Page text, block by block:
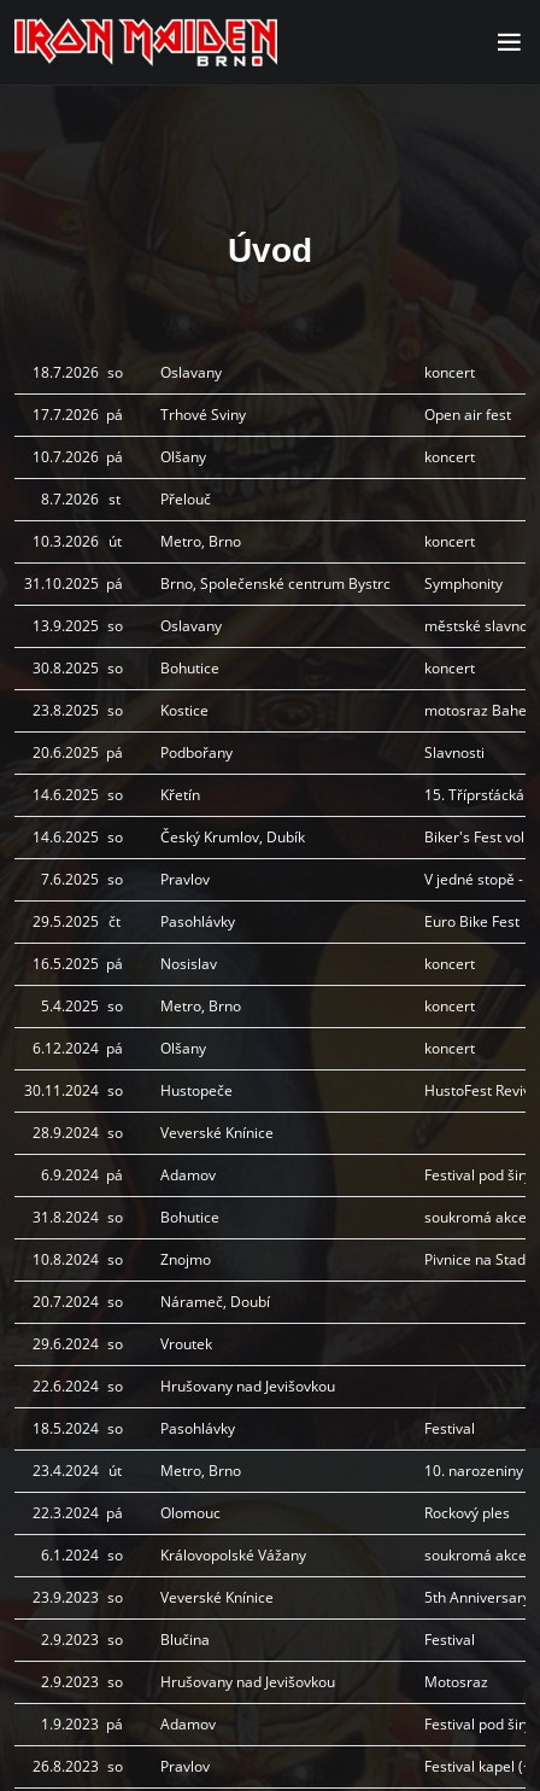
Úvod
18.7.2026 so Oslavany koncert
17.7.2026 pá Trhové Sviny Open air fest
10.7.2026 pá Olšany koncert
8.7.2026 st Přelouč
10.3.2026 út Metro, Brno koncert
31.10.2025 pá Brno, Společenské centrum Bystrc Symphonity
13.9.2025 so Oslavany městské
30.8.2025 so Bohutice koncert
23.8.2025 so Kostice motosraz
20.6.2025 pá Podbořany Slavnosti
14.6.2025 so Křetín 15. Tříprsťácká
14.6.2025 so Český Krumlov, Dubík Biker's Fest vol.3
7.6.2025 so Pravlov V jedné stopě -
29.5.2025 čt Pasohlávky Euro Bike Fest
16.5.2025 pá Nosislav koncert
5.4.2025 so Metro, Brno koncert
6.12.2024 pá Olšany koncert
30.11.2024 so Hustopeče HustoFest
28.9.2024 so Veverské Knínice
6.9.2024 pá Adamov Festival pod
31.8.2024 so Bohutice soukromá akce
10.8.2024 so Znojmo Pivnice na
20.7.2024 so Nárameč, Doubí
29.6.2024 so Vroutek
22.6.2024 so Hrušovany nad Jevišovkou
18.5.2024 so Pasohlávky Festival
23.4.2024 út Metro, Brno 10. narozeniny
22.3.2024 pá Olomouc Rockový ples
6.1.2024 so Královopolské Vážany soukromá akce
23.9.2023 so Veverské Knínice 5th Anniversary
2.9.2023 so Blučina Festival
2.9.2023 so Hrušovany nad Jevišovkou Motosraz
1.9.2023 pá Adamov Festival pod
26.8.2023 so Pravlov Festival kapel (+